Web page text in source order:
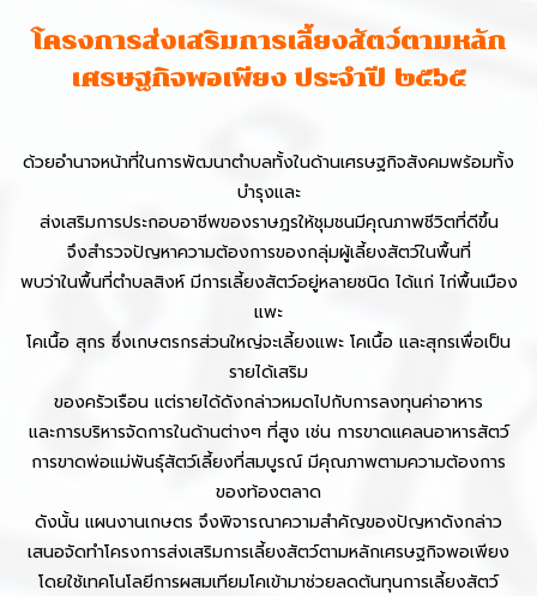
โครงการส่งเสริมการเลี้ยงสัตว์ตามหลัก
เศรษฐกิจพอเพียง ประจำปี ๒๕๖๕
ด้วยอำนาจหน้าที่ในการพัฒนาตำบลทั้งในด้านเศรษฐกิจสังคมพร้อมทั้ง
บำรุงและ
ส่งเสริมการประกอบอาชีพของราษฎรให้ชุมชนมีคุณภาพชีวิตที่ดีขึ้น
จึงสำรวจปัญหาความต้องการของกลุ่มผู้เลี้ยงสัตว์ในพื้นที่
พบว่าในพื้นที่ตำบลสิงห์ มีการเลี้ยงสัตว์อยู่หลายชนิด ได้แก่ ไก่พื้นเมือง
แพะ
โคเนื้อ สุกร ซึ่งเกษตรกรส่วนใหญ่จะเลี้ยงแพะ โคเนื้อ และสุกรเพื่อเป็น
รายได้เสริม
ของครัวเรือน แต่รายได้ดังกล่าวหมดไปกับการลงทุนค่าอาหาร
และการบริหารจัดการในด้านต่างๆ ที่สูง เช่น การขาดแคลนอาหารสัตว์
การขาดพ่อแม่พันธุ์สัตว์เลี้ยงที่สมบูรณ์ มีคุณภาพตามความต้องการ
ของท้องตลาด
ดังนั้น แผนงานเกษตร จึงพิจารณาความสำคัญของปัญหาดังกล่าว
เสนอจัดทำโครงการส่งเสริมการเลี้ยงสัตว์ตามหลักเศรษฐกิจพอเพียง
โดยใช้เทคโนโลยีการผสมเทียมโคเข้ามาช่วยลดต้นทุนการเลี้ยงสัตว์